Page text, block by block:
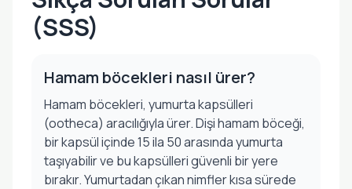
(SSS)
Hamam böcekleri nasıl ürer?
Hamam böcekleri, yumurta kapsülleri
(ootheca) aracılığıyla ürer. Dişi hamam böceği,
bir kapsül içinde 15 ila 50 arasında yumurta
taşıyabilir ve bu kapsülleri güvenli bir yere
bırakır. Yumurtadan çıkan nimfler kısa sürede